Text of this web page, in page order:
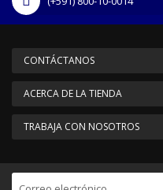
CONTÁCTANOS
ACERCA DE LA TIENDA
TRABAJA CON NOSOTROS